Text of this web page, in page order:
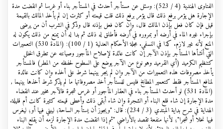
الفتاوى الهندية (4 / 523): وسئل عن مستأجر أحدث في المستأجر بناء أو غرسا ثم انقضت مدة
الإجارة هل يؤمر برفع ذلك قال يؤمر برفع ذلك قلت قيمته أو كثرت إن لم يأخذ المالك بالقيمة
قيل فإن كان فعل بإذن المالك قال، وإن كان فعل بإذنه قال وذكر في الشرب أن من يرضى
بإجراء غيره الماء في أرضه أو بمروره في أرضه فأطلق له ذلك ثم بدا له أن يمنع من ذلك يكون له
المنع لأنه غير لازم. كذا في النسفي. مجلة الأحكام العدلية (1 / 100): (المادة 530) التعميرات
التي أنشأها المستأجر بإذن الآجر إن كانت عائدة لإصلاح المأجور وصيانته عن تطرق الخلل
كتنظيم الكرميد (أي القرميد وهو نوع من الآجر يوضع على السطوح لحفظه من المطر) فالمستأجر
يأخذ مصروفات هذه التعميرات من الآجر وإن لم يجر بينهما شرط على أخذه وإن كانت عائدة
لمنافع المستأجر فقط كتعمير المطابخ فليس للمستأجر أخذ مصروفاتها ما لم يذكر شرط أخذها بينهما ,
(المادة 531) لو أحدث المستأجر بناء في العقار المأجور أو غرس شجرة فالآجر مخير عند انقضاء
مدة الإجارة إن شاء قلع البناء أو الشجرة وإن شاء أبقى ذلك وأعطى قيمته كثيرة كانت أم قليلة.
الهداية في شرح بداية المبتدي (3 / 234): قال: "ويجوز أن يستأجر الساحة؛ ليبني فيها أو؛ ليغرس
فيها نخلا أو شجرا"؛ لأنها منفعة تقصد بالأراضي "ثم إذا انقضت مدة الإجارة لزمه أن يقلع البناء